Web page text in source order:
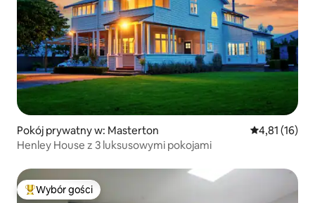
Pokój prywatny w: Masterton Średnia
4,81 (16)
Henley House z 3 luksusowymi pokojami
Najpopularniejsze z kategorii Wybór gości
Wybór gości